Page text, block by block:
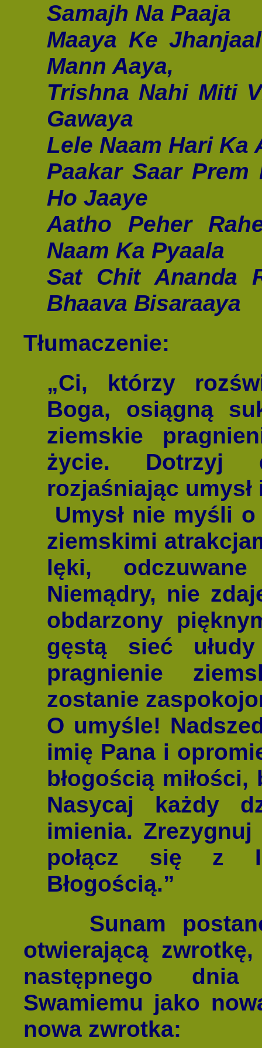
Samajh Na Paaja
Maaya Ke
Mann Aaya,
Trishna Nahi Miti
Gawaya
Lele Naam Hari Ka
Paakar Saar
Ho Jaaye
Aatho Peher
Naam Ka Pyaala
Sat Chit Ananda
Bhaava Bisaraaya
Tłumaczenie:
„Ci, którzy
Boga, osiągną
ziemskie
życie. Dotrzyj
rozjaśniając
Umysł nie myśli
ziemskimi
lęki,
Niemądry, nie
obdarzony
gęstą sieć
pragnienie
zostanie
O umyśle!
imię Pana i
błogością
Nasycaj każdy
imienia.
połącz się z
Błogością.”
Sunam
otwierającą
następnego dnia
Swamiemu jako
nowa zwrotka: